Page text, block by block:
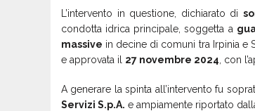
L’intervento in questione, dichiarato di
condotta idrica principale, soggetta a
massive in decine di comuni tra Irpinia e
e approvata il 27 novembre 2024 , con
A generare la spinta all’intervento fu
Servizi S.p.A. e ampiamente riportato